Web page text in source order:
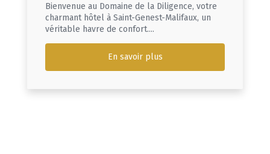
Bienvenue au Domaine de la Diligence, votre
charmant hôtel à Saint-Genest-Malifaux, un
véritable havre de confort....
En savoir plus